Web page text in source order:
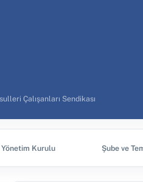
Çalışanları Sendikası
Yönetim Kurulu Şube ve